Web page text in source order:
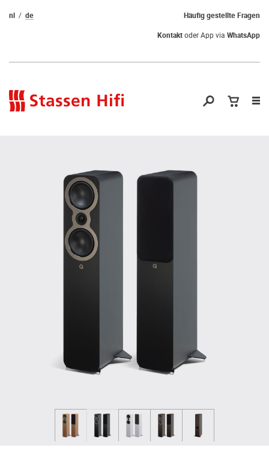
Häufig gestellte Fragen
nl
de
Kontaktoder App via WhatsApp